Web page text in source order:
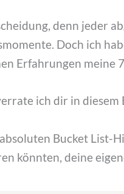
denn jeder
Doch ich
Erfahrungen meine
ich dir in diesem
Bucket List-
könnten, deine